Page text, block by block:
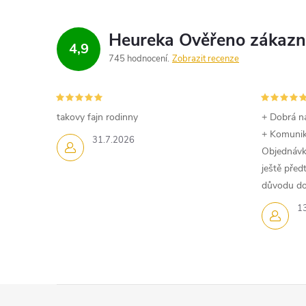
v
k
v
ý
p
4,9
745 hodnocení Zobrazit recenze
31.7.2026
takovy fajn rodinny
+ Dobrá
+
ještě
důvodu